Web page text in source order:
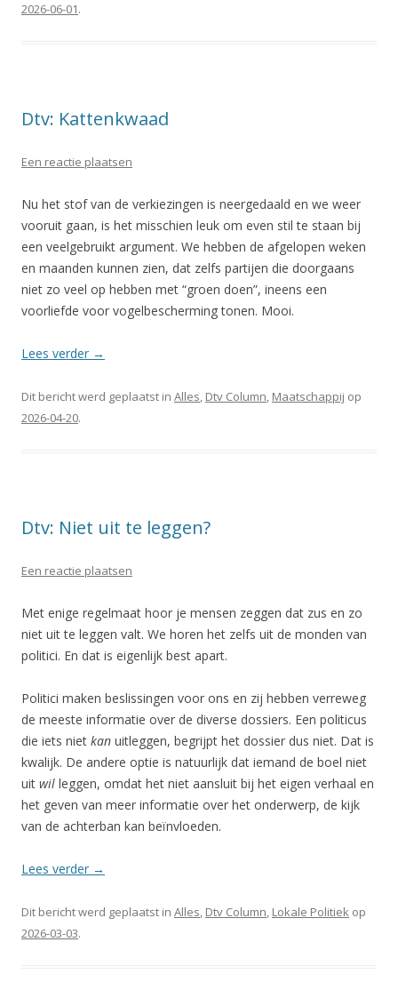
2026-06-01.
Dtv: Kattenkwaad
Een reactie plaatsen
Nu het stof van de verkiezingen is neergedaald en we weer
vooruit gaan, is het misschien leuk om even stil te staan bij
een veelgebruikt argument. We hebben de afgelopen weken
en maanden kunnen zien, dat zelfs partijen die doorgaans
niet zo veel op hebben met “groen doen”, ineens een
voorliefde voor vogelbescherming tonen. Mooi.
Lees verder →
Dit bericht werd geplaatst in Alles, Dtv Column, Maatschappij op
2026-04-20.
Dtv: Niet uit te leggen?
Een reactie plaatsen
Met enige regelmaat hoor je mensen zeggen dat zus en zo
niet uit te leggen valt. We horen het zelfs uit de monden van
politici. En dat is eigenlijk best apart.
Politici maken beslissingen voor ons en zij hebben verreweg
de meeste informatie over de diverse dossiers. Een politicus
die iets niet kan uitleggen, begrijpt het dossier dus niet. Dat is
kwalijk. De andere optie is natuurlijk dat iemand de boel niet
uit wil leggen, omdat het niet aansluit bij het eigen verhaal en
het geven van meer informatie over het onderwerp, de kijk
van de achterban kan beïnvloeden.
Lees verder →
Dit bericht werd geplaatst in Alles, Dtv Column, Lokale Politiek op
2026-03-03.